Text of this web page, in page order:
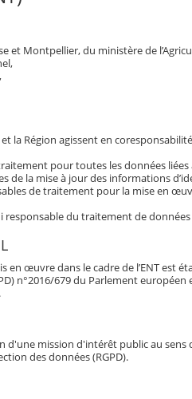
et Montpellier, du ministère de
la Région agissent en
pour toutes les données
de la mise à jour des informations
de traitement pour la mise en
du traitement de données
œuvre dans le cadre de l’ENT est
n°2016/679 du Parlement
mission d'intérêt public au sens
des données (RGPD).